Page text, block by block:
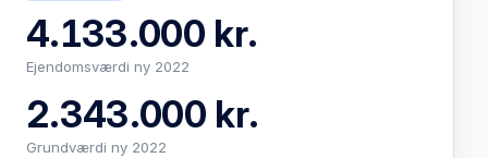
4.133.000 kr.
Ejendomsværdi ny 2022
2.343.000 kr.
Grundværdi ny 2022